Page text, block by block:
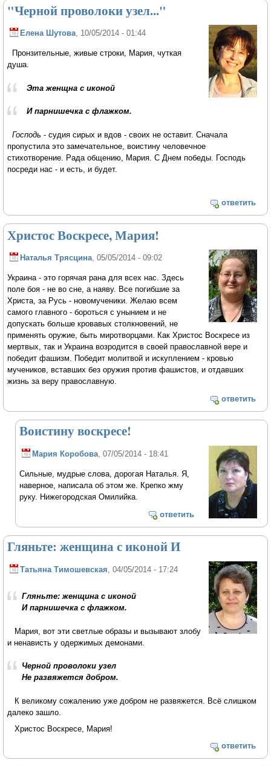
"Черной проволоки узел..."
Елена Шутова, 10/05/2014 - 01:44
Пронзительные, живые строки, Мария, чуткая
душа.
Эта женщна с иконой
И парнишечка с флажком.
Господь - судия сирых и вдов - своих не оставит. Сначала
пропустила это замечательное, воистину человечное
стихотворение. Рада общению, Мария. С Днем победы. Господь
посреди нас - и есть, и будет.
ответить
Христос Воскресе, Мария!
Наталья Трясцина, 05/05/2014 - 09:02
Украина - это горячая рана для всех нас. Здесь
поле боя - не во сне, а наяву. Все погибшие за
Христа, за Русь - новомученики. Желаю всем
самого главного - бороться с унынием и не
допускать больше кровавых столкновений, не
применять оружие, быть миротворцами. Как Христос Воскресе из
мертвых, так и Украина возродится в своей православной вере и
победит фашизм. Победит молитвой и искуплением - кровью
мучеников, вставших без оружия против фашистов, и отдавших
жизнь за веру православную.
ответить
Воистину воскресе!
Мария Коробова, 07/05/2014 - 18:41
Сильные, мудрые слова, дорогая Наталья. Я,
наверное, написала об этом же. Крепко жму
руку. Нижегородская Омилийка.
ответить
Гляньте: женщина с иконой И
Татьяна Тимошевская , 04/05/2014 - 17:24
Гляньте: женщина с иконой
И парнишечка с флажком.
Мария, вот эти светлые образы и вызывают злобу
и ненависть у одержимых демонами.
Черной проволоки узел
Не развяжется добром.
К великому сожалению уже добром не развяжется. Всё слишком
далеко зашло.
Христос Воскресе, Мария!
ответить